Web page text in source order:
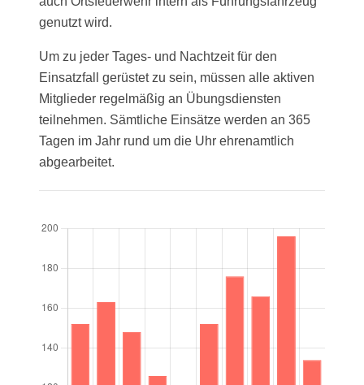
genutzt wird.
Um zu jeder Tages- und Nachtzeit für den
Einsatzfall gerüstet zu sein, müssen alle aktiven
Mitglieder regelmäßig an Übungsdiensten
teilnehmen. Sämtliche Einsätze werden an 365
Tagen im Jahr rund um die Uhr ehrenamtlich
abgearbeitet.